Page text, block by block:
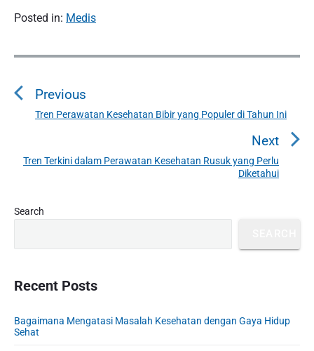
Posted in: Medis
P
s
g
t
o
Previous
P
v
o
u
s
:
Tren Perawatan Kesehatan Bibir yang Populer di Tahun Ini
Next
N
e
o
Tren Terkini dalam Perawatan Kesehatan Rusuk yang Perlu
Diketahui
P
r
i
Search
Recent Posts
Bagaimana Mengatasi Masalah Kesehatan dengan Gaya Hidup
Sehat